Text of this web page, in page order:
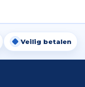
Veilig betalen